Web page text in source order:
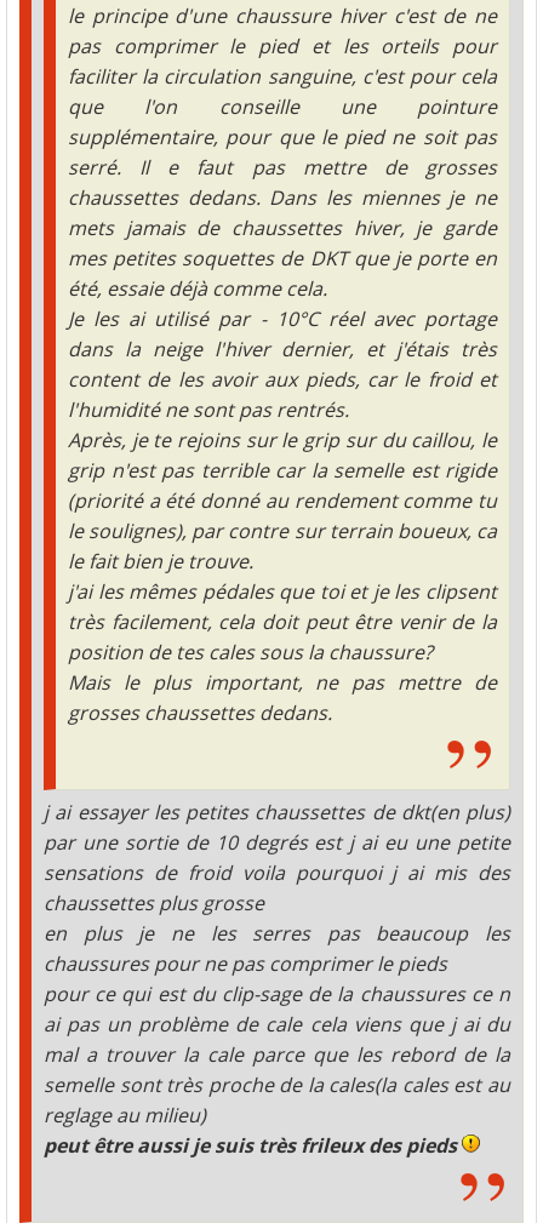
le principe d'une chaussure hiver c'est de ne
pas comprimer le pied et les orteils pour
faciliter la circulation sanguine, c'est pour cela
que l'on conseille une pointure
supplémentaire, pour que le pied ne soit pas
serré. Il e faut pas mettre de grosses
chaussettes dedans. Dans les miennes je ne
mets jamais de chaussettes hiver, je garde
mes petites soquettes de DKT que je porte en
été, essaie déjà comme cela.
Je les ai utilisé par - 10°C réel avec portage
dans la neige l'hiver dernier, et j'étais très
content de les avoir aux pieds, car le froid et
l'humidité ne sont pas rentrés.
Après, je te rejoins sur le grip sur du caillou, le
grip n'est pas terrible car la semelle est rigide
(priorité a été donné au rendement comme tu
le soulignes), par contre sur terrain boueux, ca
le fait bien je trouve.
j'ai les mêmes pédales que toi et je les clipsent
très facilement, cela doit peut être venir de la
position de tes cales sous la chaussure?
Mais le plus important, ne pas mettre de
grosses chaussettes dedans.
j ai essayer les petites chaussettes de dkt(en plus)
par une sortie de 10 degrés est j ai eu une petite
sensations de froid voila pourquoi j ai mis des
chaussettes plus grosse
en plus je ne les serres pas beaucoup les
chaussures pour ne pas comprimer le pieds
pour ce qui est du clip-sage de la chaussures ce n
ai pas un problème de cale cela viens que j ai du
mal a trouver la cale parce que les rebord de la
semelle sont très proche de la cales(la cales est au
reglage au milieu)
peut être aussi je suis très frileux des pieds